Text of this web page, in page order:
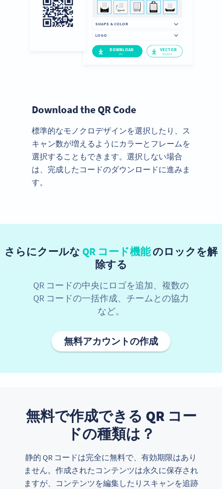
Download the QR Code
標準的なモノクロデザインを選択したり、ス
キャン数が増えるようにカラーとフレームを
選択することもできます。選択しない場合
は、完成したコードのダウンロードに進みま
す。
さらにクールな QR コード機能のロックを解
除する
QR コードの中央にロゴを追加、複数の
QR コードの一括作成、チームとの協力
など。
無料アカウントの作成
無料で作成できる QR コー
ドの種類は？
静的 QR コードは完全に無料で、有効期限はあり
ません。作成されたコンテンツは永久に保存され
ますが、コンテンツを編集したりスキャンを追跡